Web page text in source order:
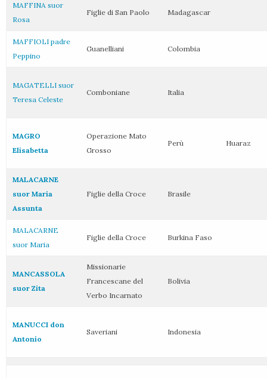
MAFFINA suor
Rosa
Figlie di San Paolo Madagascar
MAFFIOLI padre
Peppino
Guanelliani Colombia
MAGATELLI suor
Teresa Celeste
Comboniane Italia
MAGRO
Elisabetta
Operazione Mato
Grosso
Perù Huaraz
MALACARNE
suor Maria
Assunta
Figlie della Croce Brasile
MALACARNE
suor Maria
Figlie della Croce Burkina Faso
MANCASSOLA
suor Zita
Missionarie
Francescane del
Verbo Incarnato
Bolivia
MANUCCI don
Antonio
Saveriani Indonesia